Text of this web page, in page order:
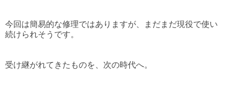
今回は簡易的な修理ではありますが、まだまだ現役で使い
続けられそうです。
受け継がれてきたものを、次の時代へ。